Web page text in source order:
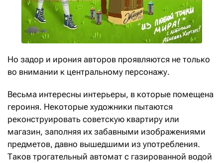
Но задор и ирония авторов проявляются не только
во внимании к центральному персонажу.
Весьма интересны интерьеры, в которые помещена
героиня. Некоторые художники пытаются
реконструировать советскую квартиру или
магазин, заполняя их забавными изображениями
предметов, давно вышедшими из употребления.
Таков трогательный автомат с газированной водой